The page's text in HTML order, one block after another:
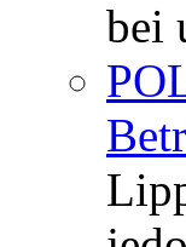
bei